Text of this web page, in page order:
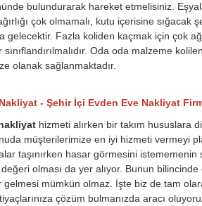
bulundurarak hareket etmelisiniz.
çok olmamalı, kutu içerisine
gelecektir. Fazla koliden kaçmak için çok
Oda oda malzeme
olanak sağlanmaktadır.
- Şehir İçi Evden Eve Nakliyat
hizmeti alırken bir takım hususlara
müşterilerimize en iyi hizmeti vermeyi
taşınırken hasar görmesini istememenin
değeri olması da yer alıyor. Bunun
gelmesi mümkün olmaz. İşte biz de tam
çözüm bulmanızda aracı